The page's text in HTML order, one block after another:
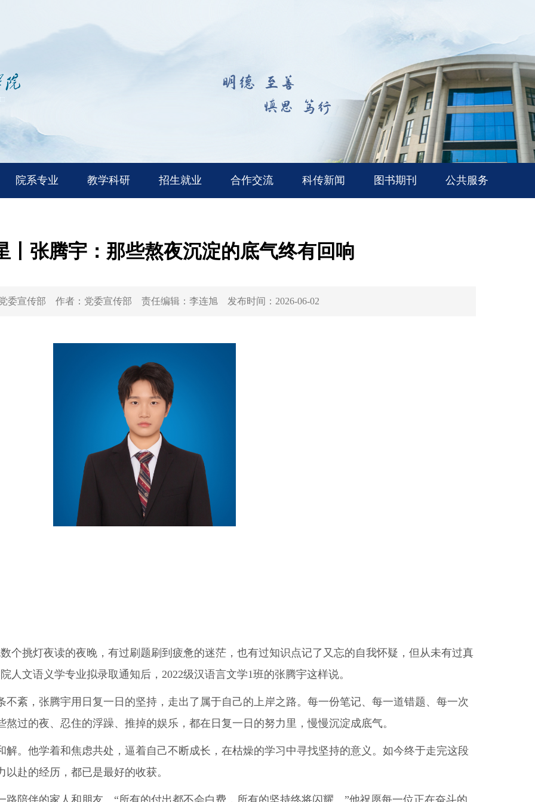
院系专业 教学科研 招生就业 合作交流 科传新闻 图书期刊 公共服务
丨张腾宇：那些熬夜沉淀的底气终有回响
委宣传部 作者： 党委宣传部 责任编辑： 李连旭 发布时间： 2026-06-02
挑灯夜读的夜晚，有过刷题刷到疲惫的迷茫，也有过知识点记了又忘的自我怀疑，但从未有过真
人文语义学专业拟录取通知后，2022级汉语言文学1班的张腾宇这样说。
，张腾宇用日复一日的坚持，走出了属于自己的上岸之路。每一份笔记、每一道错题、每一次
过的夜、忍住的浮躁、推掉的娱乐，都在日复一日的努力里，慢慢沉淀成底气。
他学着和焦虑共处，逼着自己不断成长，在枯燥的学习中寻找坚持的意义。如今终于走完这段
赴的经历，都已是最好的收获。
伴的家人和朋友。“所有的付出都不会白费，所有的坚持终将闪耀。”他祝愿每一位正在奋斗的